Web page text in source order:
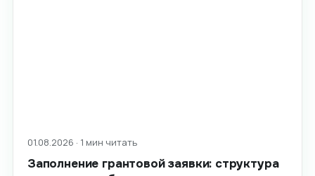
01.08.2026 · 1 мин читать
Заполнение грантовой заявки: структура